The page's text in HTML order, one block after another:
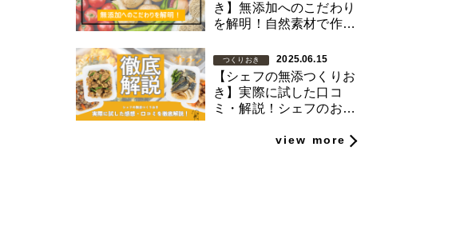
き】無添加へのこだわり
を解明！自然素材で作ら
つくりおき 2025.06.15
【シェフの無添つくりお
き】実際に試した口コ
ミ・解説！シェフのお惣
view more